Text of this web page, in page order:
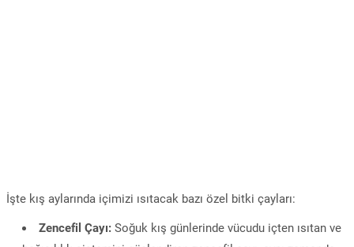
İşte kış aylarında içimizi ısıtacak bazı özel bitki çayları:
Zencefil Çayı: Soğuk kış günlerinde vücudu içten ısıtan ve